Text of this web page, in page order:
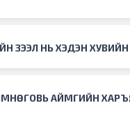
ЗЭЭЛ НЬ ХЭДЭН ХУВИЙН
АЙМГИЙН